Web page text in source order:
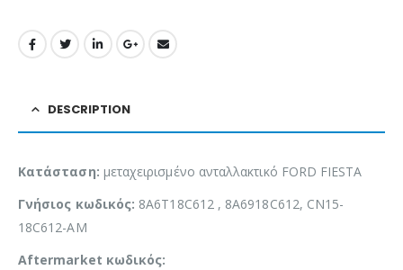
DESCRIPTION
Κατάσταση: μεταχειρισμένο ανταλλακτικό FORD FIESTA
Γνήσιος κωδικός: 8A6T18C612 , 8A6918C612, CN15-
18C612-AM
Aftermarket κωδικός: